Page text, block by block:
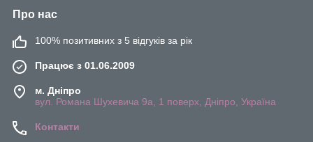
Про нас
100% позитивних з 5 відгуків за рік
Працює з 01.06.2009
м. Дніпро
вул. Романа Шухевича 9а, 1 поверх, Дніпро, Україна
Контакти